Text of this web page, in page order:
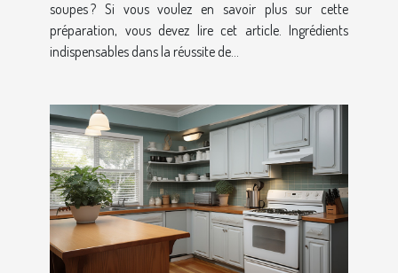
soupes ? Si vous voulez en savoir plus sur cette
préparation, vous devez lire cet article. Ingrédients
indispensables dans la réussite de...